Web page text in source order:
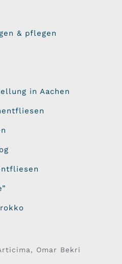
& pflegen
in Aachen
Omar Bekri